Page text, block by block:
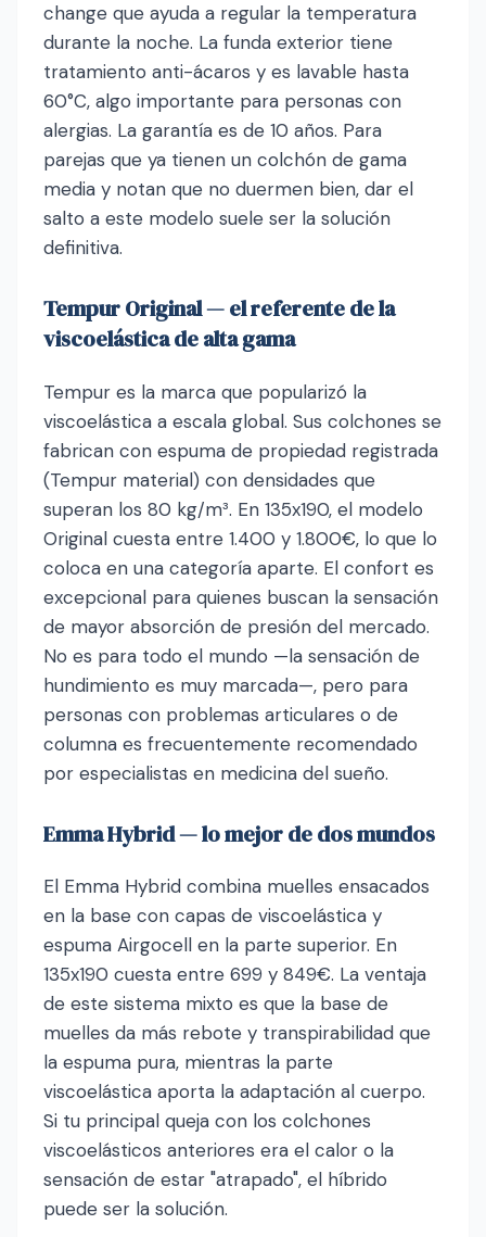
change que ayuda a regular la temperatura
durante la noche. La funda exterior tiene
tratamiento anti-ácaros y es lavable hasta
60°C, algo importante para personas con
alergias. La garantía es de 10 años. Para
parejas que ya tienen un colchón de gama
media y notan que no duermen bien, dar el
salto a este modelo suele ser la solución
definitiva.
Tempur Original — el referente de la
viscoelástica de alta gama
Tempur es la marca que popularizó la
viscoelástica a escala global. Sus colchones se
fabrican con espuma de propiedad registrada
(Tempur material) con densidades que
superan los 80 kg/m³. En 135x190, el modelo
Original cuesta entre 1.400 y 1.800€, lo que lo
coloca en una categoría aparte. El confort es
excepcional para quienes buscan la sensación
de mayor absorción de presión del mercado.
No es para todo el mundo —la sensación de
hundimiento es muy marcada—, pero para
personas con problemas articulares o de
columna es frecuentemente recomendado
por especialistas en medicina del sueño.
Emma Hybrid — lo mejor de dos mundos
El Emma Hybrid combina muelles ensacados
en la base con capas de viscoelástica y
espuma Airgocell en la parte superior. En
135x190 cuesta entre 699 y 849€. La ventaja
de este sistema mixto es que la base de
muelles da más rebote y transpirabilidad que
la espuma pura, mientras la parte
viscoelástica aporta la adaptación al cuerpo.
Si tu principal queja con los colchones
viscoelásticos anteriores era el calor o la
sensación de estar "atrapado", el híbrido
puede ser la solución.